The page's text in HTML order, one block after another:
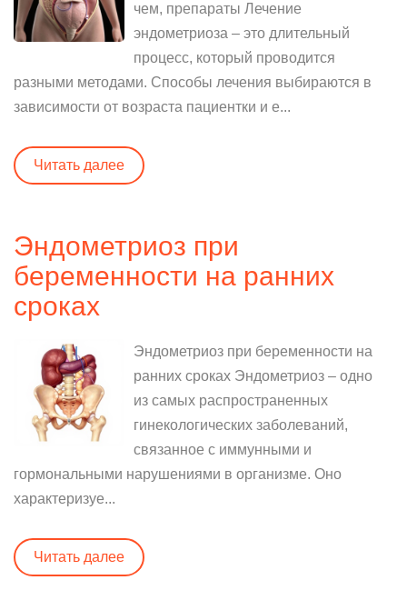
чем, препараты Лечение
эндометриоза – это длительный
процесс, который проводится
разными методами. Способы лечения выбираются в
зависимости от возраста пациентки и е...
Читать далее
Эндометриоз при
беременности на ранних
сроках
Эндометриоз при беременности на
ранних сроках Эндометриоз – одно
из самых распространенных
гинекологических заболеваний,
связанное с иммунными и
гормональными нарушениями в организме. Оно
характеризуе...
Читать далее